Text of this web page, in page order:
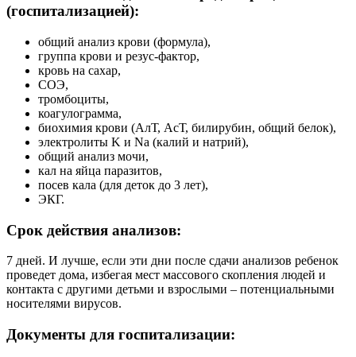
(госпитализацией):
общий анализ крови (формула),
группа крови и резус-фактор,
кровь на сахар,
СОЭ,
тромбоциты,
коагулограмма,
биохимия крови (АлТ, АсТ, билирубин, общий белок),
электролиты K и Na (калий и натрий),
общий анализ мочи,
кал на яйца паразитов,
посев кала (для деток до 3 лет),
ЭКГ.
Срок действия анализов:
7 дней. И лучше, если эти дни после сдачи анализов ребенок
проведет дома, избегая мест массового скопления людей и
контакта с другими детьми и взрослыми – потенциальными
носителями вирусов.
Документы для госпитализации: